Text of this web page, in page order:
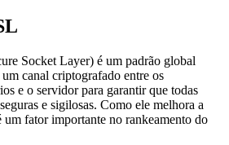
Socket Layer) é um padrão global
canal criptografado entre os
e o servidor para garantir que todas
e sigilosas. Como ele melhora a
um fator importante no rankeamento do